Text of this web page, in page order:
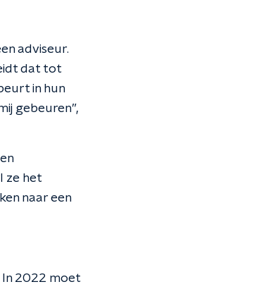
adviseur.
dat tot
in hun
gebeuren”,
ze het
naar een
In 2022 moet